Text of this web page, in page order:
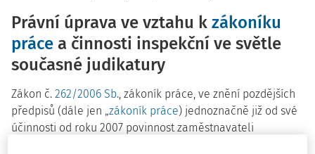
Právní úprava ve vztahu k zákoníku
práce a činnosti inspekční ve světle
současné judikatury
Zákon č. 262/2006 Sb., zákoník práce, ve znění pozdějších
předpisů (dále jen „zákoník práce) jednoznačně již od své
účinnosti od roku 2007 povinnost zaměstnavateli